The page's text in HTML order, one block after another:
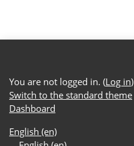
You are not logged in. (Log in)
Switch to the standard theme
Dashboard
English ‎(en)‎